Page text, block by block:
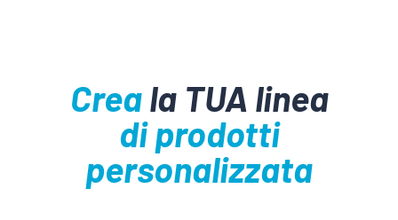
Creala TUA linea
di prodotti
personalizzata